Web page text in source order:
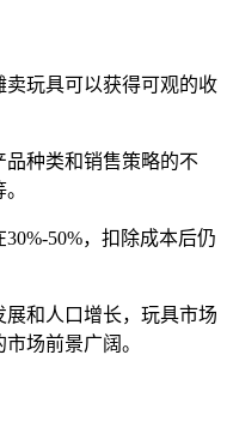
玩具可以获得可观的收
种类和销售策略的不
50%，扣除成本后仍
和人口增长，玩具市场
场前景广阔。